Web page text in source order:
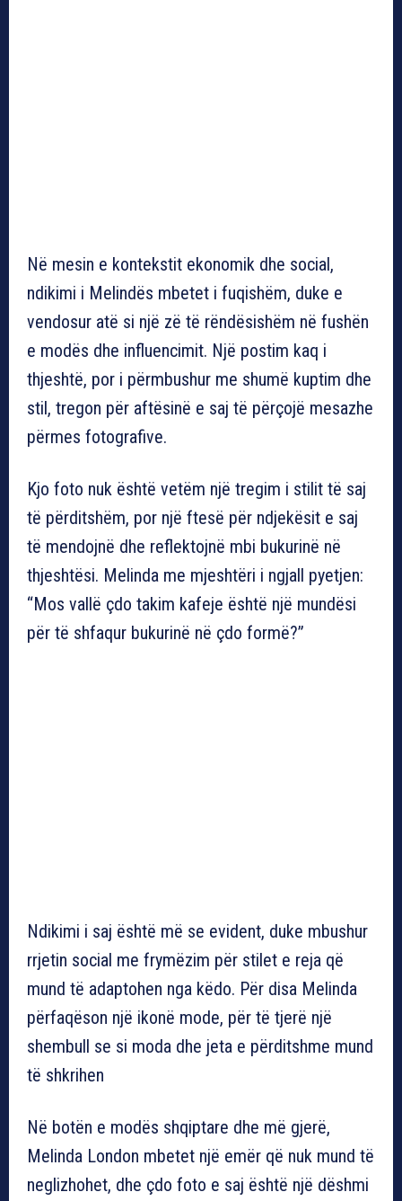
Në mesin e kontekstit ekonomik dhe social,
ndikimi i Melindës mbetet i fuqishëm, duke e
vendosur atë si një zë të rëndësishëm në fushën
e modës dhe influencimit. Një postim kaq i
thjeshtë, por i përmbushur me shumë kuptim dhe
stil, tregon për aftësinë e saj të përçojë mesazhe
përmes fotografive.
Kjo foto nuk është vetëm një tregim i stilit të saj
të përditshëm, por një ftesë për ndjekësit e saj
të mendojnë dhe reflektojnë mbi bukurinë në
thjeshtësi. Melinda me mjeshtëri i ngjall pyetjen:
“Mos vallë çdo takim kafeje është një mundësi
për të shfaqur bukurinë në çdo formë?”
Ndikimi i saj është më se evident, duke mbushur
rrjetin social me frymëzim për stilet e reja që
mund të adaptohen nga këdo. Për disa Melinda
përfaqëson një ikonë mode, për të tjerë një
shembull se si moda dhe jeta e përditshme mund
të shkrihen
Në botën e modës shqiptare dhe më gjerë,
Melinda London mbetet një emër që nuk mund të
neglizhohet, dhe çdo foto e saj është një dëshmi